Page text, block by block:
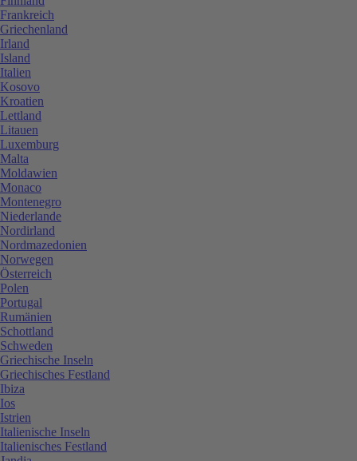
Frankreich
Griechenland
Irland
Island
Italien
Kosovo
Kroatien
Lettland
Litauen
Luxemburg
Malta
Moldawien
Monaco
Montenegro
Niederlande
Nordirland
Nordmazedonien
Norwegen
Österreich
Polen
Portugal
Rumänien
Schottland
Schweden
Griechische Inseln
Griechisches Festland
Ibiza
Ios
Istrien
Italienische Inseln
Italienisches Festland